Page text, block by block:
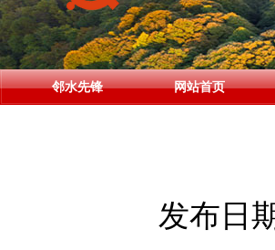
邻水先锋 网站首页
发布日